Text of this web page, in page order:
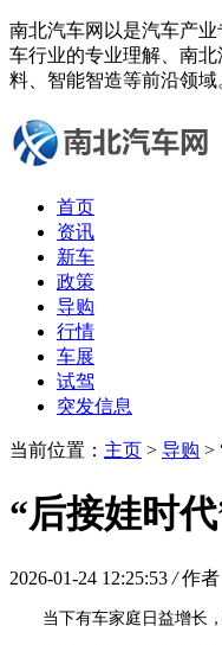
南北汽车网以是汽车产
车行业的专业理解、南
料、智能智造等前沿领域
首页
资讯
新车
政策
导购
行情
车展
试驾
突发信息
当前位置： 主页 > 导购 >
“后接娃时
2026-01-24 12:25:53 / 作
当下有车家庭日益增长